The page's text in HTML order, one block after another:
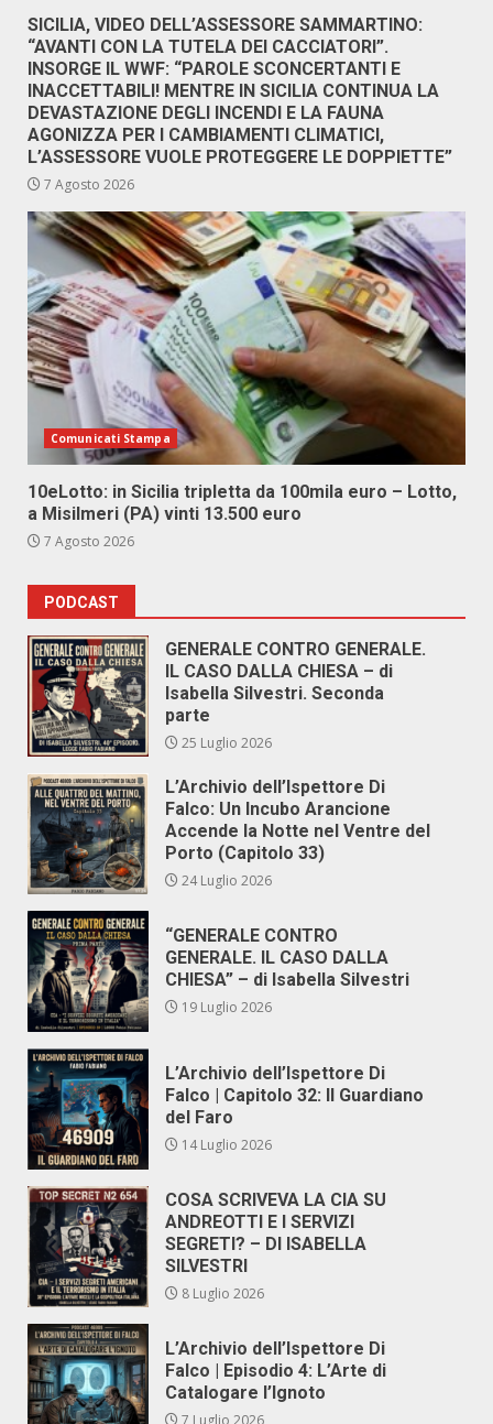
SICILIA, VIDEO DELL’ASSESSORE SAMMARTINO:
“AVANTI CON LA TUTELA DEI CACCIATORI”.
INSORGE IL WWF: “PAROLE SCONCERTANTI E
INACCETTABILI! MENTRE IN SICILIA CONTINUA LA
DEVASTAZIONE DEGLI INCENDI E LA FAUNA
AGONIZZA PER I CAMBIAMENTI CLIMATICI,
L’ASSESSORE VUOLE PROTEGGERE LE DOPPIETTE”
7 Agosto 2026
Comunicati Stampa
10eLotto: in Sicilia tripletta da 100mila euro – Lotto,
a Misilmeri (PA) vinti 13.500 euro
7 Agosto 2026
PODCAST
GENERALE CONTRO GENERALE.
IL CASO DALLA CHIESA – di
Isabella Silvestri. Seconda
parte
25 Luglio 2026
L’Archivio dell’Ispettore Di
Falco: Un Incubo Arancione
Accende la Notte nel Ventre del
Porto (Capitolo 33)
24 Luglio 2026
“GENERALE CONTRO
GENERALE. IL CASO DALLA
CHIESA” – di Isabella Silvestri
19 Luglio 2026
L’Archivio dell’Ispettore Di
Falco | Capitolo 32: Il Guardiano
del Faro
14 Luglio 2026
COSA SCRIVEVA LA CIA SU
ANDREOTTI E I SERVIZI
SEGRETI? – DI ISABELLA
SILVESTRI
8 Luglio 2026
L’Archivio dell’Ispettore Di
Falco | Episodio 4: L’Arte di
Catalogare l’Ignoto
7 Luglio 2026